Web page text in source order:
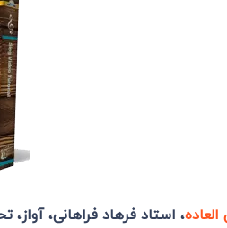
، استاد فرهاد فراهانی،